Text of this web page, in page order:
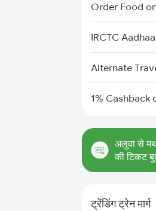
Order Food
IRCTC
Alternate
1% Cashback
अलुवा से
की टिकट
ट्रेंडिंग ट्रेन मार्ग